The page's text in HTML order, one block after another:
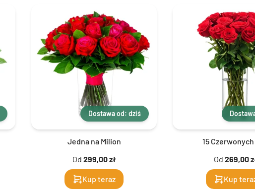
Dostawa od: dziś
Jedna na Milion
Od 299,00 zł
Kup teraz
15
Od 269,00
Kup